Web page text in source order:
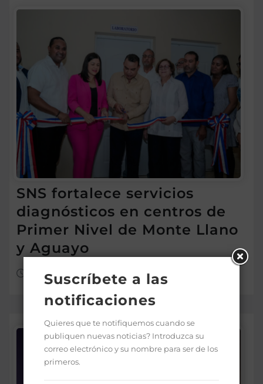
SNS fortalece servicios
diagnósticos en centros de
Primer Nivel de Monte Llano
y Aguayo
Ago 9, 2026
Suscríbete a las
notificaciones
Quieres que te notifiquemos cuando se
publiquen nuevas noticias? Introduzca su
correo electrónico y su nombre para ser de los
primeros.